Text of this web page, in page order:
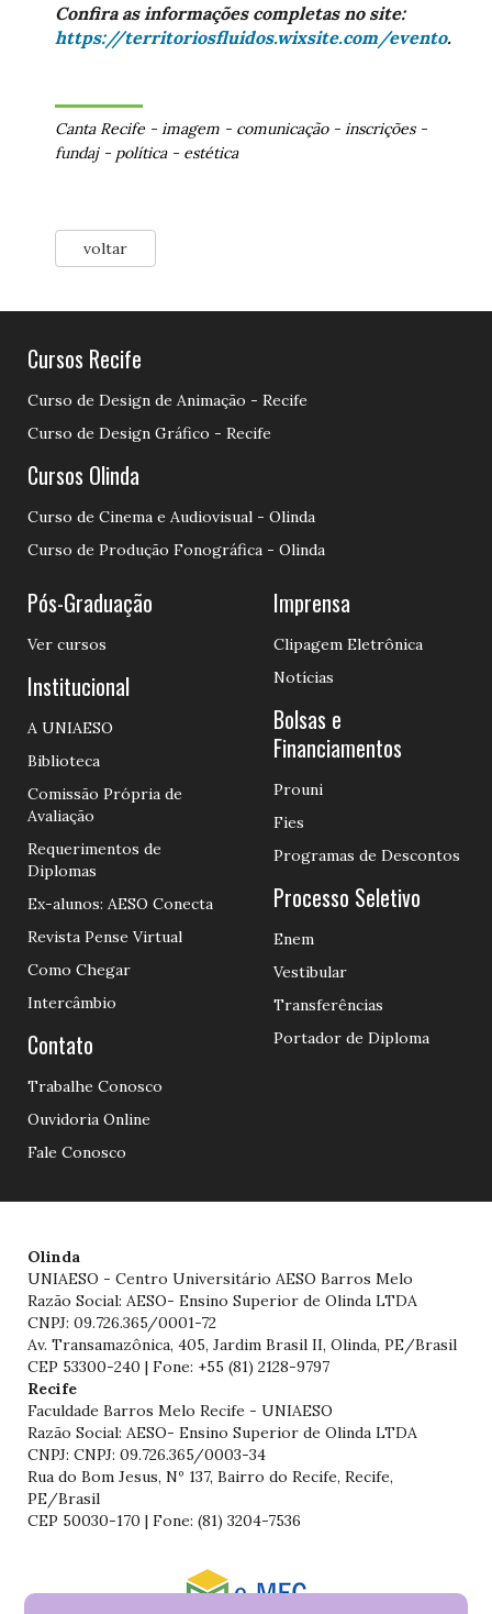
Confira as informações completas no site:
https://territoriosfluidos.wixsite.com/evento.
Canta Recife - imagem - comunicação- inscrições-
fundaj- política- estética
voltar
Cursos Recife
Curso de Design de Animação - Recife
Curso de Design Gráfico - Recife
Cursos Olinda
Curso de Cinema e Audiovisual - Olinda
Curso de Produção Fonográfica - Olinda
Pós-Graduação
Ver cursos
Institucional
A UNIAESO
Biblioteca
Comissão Própria de
Avaliação
Requerimentos de
Diplomas
Ex-alunos: AESO Conecta
Revista Pense Virtual
Como Chegar
Intercâmbio
Contato
Trabalhe Conosco
Ouvidoria Online
Fale Conosco
Imprensa
Clipagem Eletrônica
Notícias
Bolsas e
Financiamentos
Prouni
Fies
Programas de Descontos
Processo Seletivo
Enem
Vestibular
Transferências
Portador de Diploma
Olinda
UNIAESO - Centro Universitário AESO Barros Melo
Razão Social: AESO- Ensino Superior de Olinda LTDA
CNPJ: 09.726.365/0001-72
Av. Transamazônica, 405, Jardim Brasil II, Olinda, PE/Brasil
CEP 53300-240 | Fone: +55 (81) 2128-9797
Recife
Faculdade Barros Melo Recife - UNIAESO
Razão Social: AESO- Ensino Superior de Olinda LTDA
CNPJ: CNPJ: 09.726.365/0003-34
Rua do Bom Jesus, Nº 137, Bairro do Recife, Recife,
PE/Brasil
CEP 50030-170 | Fone: (81) 3204-7536